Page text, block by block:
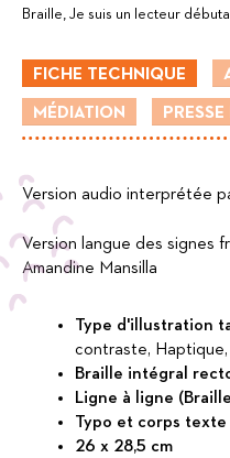
Braille, Je suis un lecteur
FICHE TECHNIQUE
MÉDIATION
Version audio interprétée
Version langue des signes
Amandine Mansilla
Type d'illustration
contraste, Haptique,
Braille intégral
Ligne à ligne
Typo et corps texte
26 x 28,5 cm